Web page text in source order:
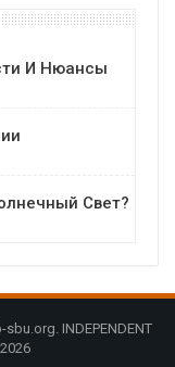
И Нюансы
Свет?
INDEPENDENT